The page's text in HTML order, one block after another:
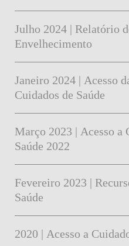
Julho 2024 | Relatório
Envelhecimento
Janeiro 2024 | Acesso
Cuidados de Saúde
Março 2023 | Acesso a
Saúde 2022
Fevereiro 2023 |
Saúde
2020 | Acesso a